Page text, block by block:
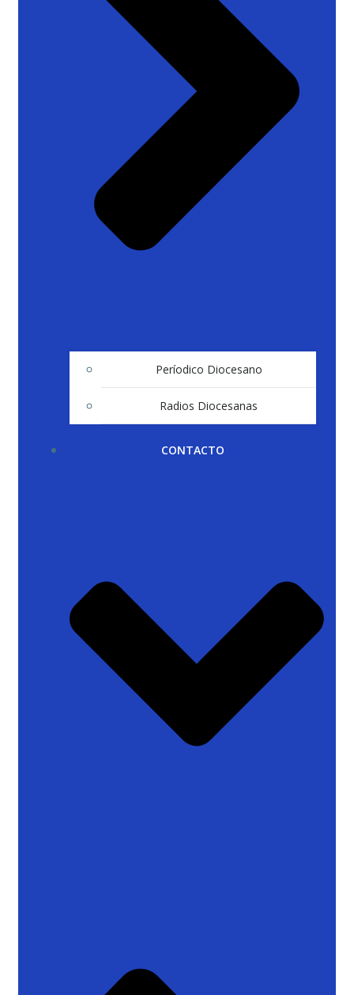
Períodico Diocesano
Radios Diocesanas
CONTACTO